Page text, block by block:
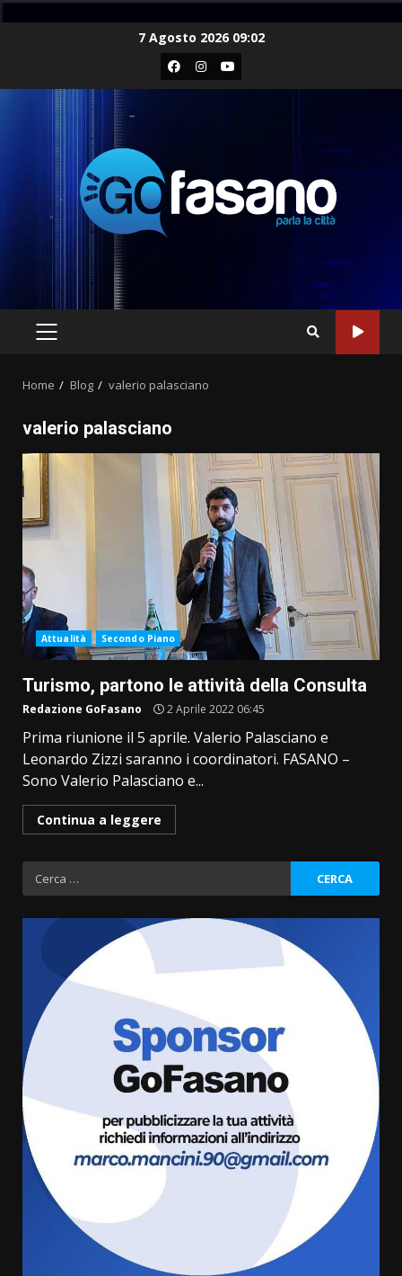
7 Agosto 2026 09:02
Facebook
Instagram
Youtube
PRIMARY
Home Blog valerio palasciano
valerio palasciano
Attualità Secondo Piano
Turismo, partono le attività della Consulta
Redazione GoFasano 2 Aprile 2022 06:45
Prima riunione il 5 aprile. Valerio Palasciano e
Leonardo Zizzi saranno i coordinatori. FASANO –
Sono Valerio Palasciano e...
Continua a leggere
Ricerca
per:
Fasanese ferito a colpi di arma
da fuoco
6 Agosto 2026 18:13
Carta d’identità: continua il piano
di aperture straordinarie del
Comune di Fasano